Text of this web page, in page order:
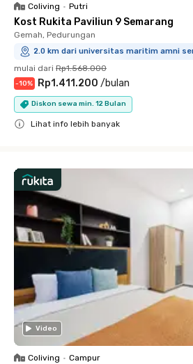
Coliving • Putri
Kost Rukita Paviliun 9 Semarang
Gemah, Pedurungan
2.0 km dari universitas maritim amni
mulai dari Rp1.568.000
-10% Rp1.411.200 /bulan
Diskon sewa min. 12 Bulan
Lihat info lebih banyak
Video
Coliving • Campur